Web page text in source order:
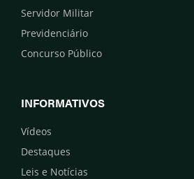
Servidor Militar
Previdenciário
Concurso Público
INFORMATIVOS
Vídeos
Destaques
Leis e Notícias